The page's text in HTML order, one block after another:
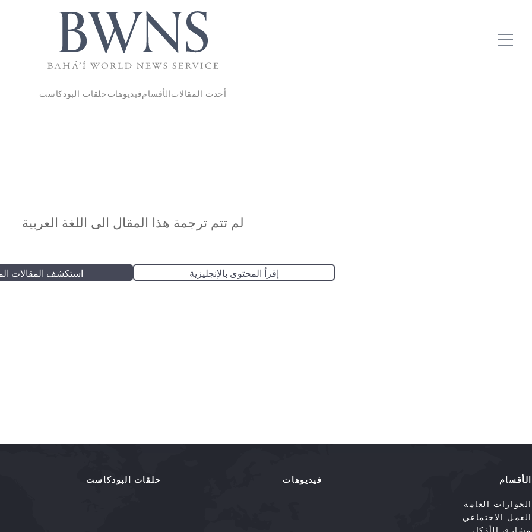
أحدث المقالاتالأقسامفيديوهاتحلقات البودكاست
لم تتم ترجمة هذا المقال الى اللغة العربية
إقرأ المحتوى بالإنجليزية استكشف المقالات
الأقسام
الحوارات العامة
العمل الاجتماعي
مشارق الأذكار
فيديوهات حلقات البودكاست